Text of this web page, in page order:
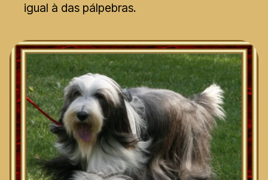
igual à das pálpebras.